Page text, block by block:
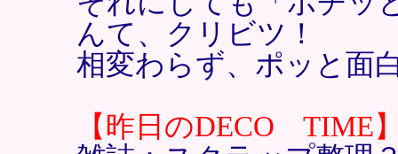
んて、クリビツ！
相変わらず、ポッと面
【昨日のDECO TIME